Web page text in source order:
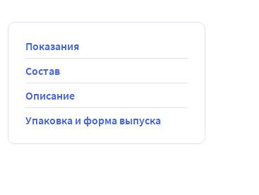
Показания
Состав
Описание
Упаковка и форма выпуска